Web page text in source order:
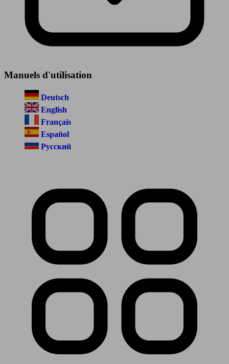
Manuels d'utilisation
Deutsch
English
Français
Español
Русский